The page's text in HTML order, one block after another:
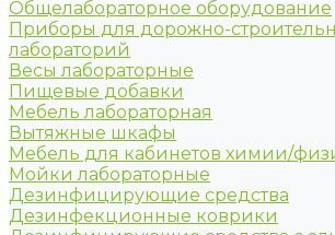
Общелабораторное оборудование
Приборы для дорожно-
лабораторий
Весы лабораторные
Пищевые добавки
Мебель лабораторная
Вытяжные шкафы
Мебель для кабинетов химии/
Мойки лабораторные
Дезинфицирующие средства
Дезинфекционные коврики